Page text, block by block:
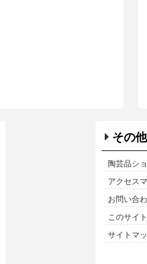
その他
陶芸品シ
アクセス
お問い合
このサイ
サイトマ